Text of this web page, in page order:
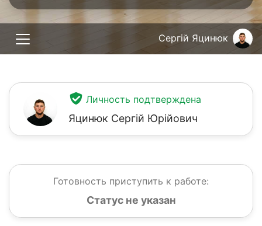
Сергій Яцинюк
Личность подтверждена
Яцинюк Сергій Юрійович
Готовность приступить к работе:
Статус не указан